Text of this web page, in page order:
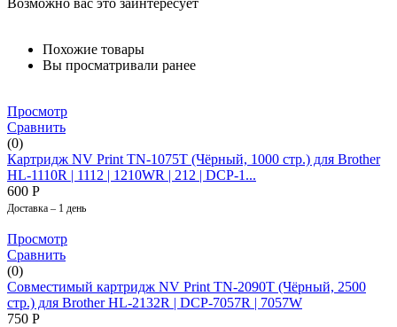
Похожие товары
Вы просматривали ранее
Просмотр
Сравнить
(0)
Картридж NV Print TN-1075T (Чёрный, 1000 стр.) для Brother
HL-1110R | 1112 | 1210WR | 212 | DCP-1...
600 Р
Доставка – 1 день
Просмотр
Сравнить
(0)
Совместимый картридж NV Print TN-2090T (Чёрный, 2500
стр.) для Brother HL-2132R | DCP-7057R | 7057W
750 Р